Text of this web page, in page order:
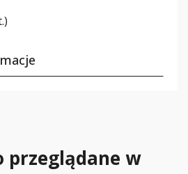
przeglądane w